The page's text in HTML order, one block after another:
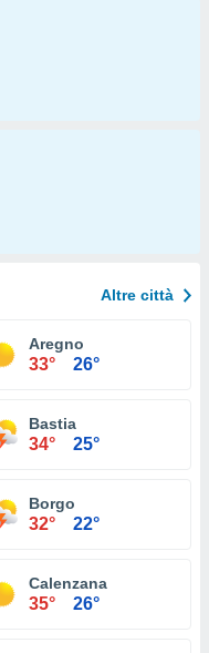
Altre città
Aregno
33° 26°
Bastia
34° 25°
Borgo
32° 22°
Calenzana
35° 26°